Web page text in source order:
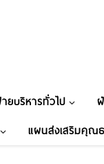
ยบริหารทั่วไป
แผนส่งเสริมคุณ